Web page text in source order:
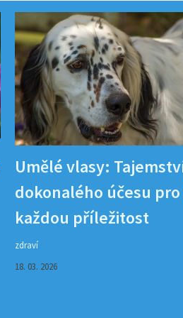
Umělé vlasy:
dokonalého účesu pro
každou příležitost
zdraví
18. 03. 2026